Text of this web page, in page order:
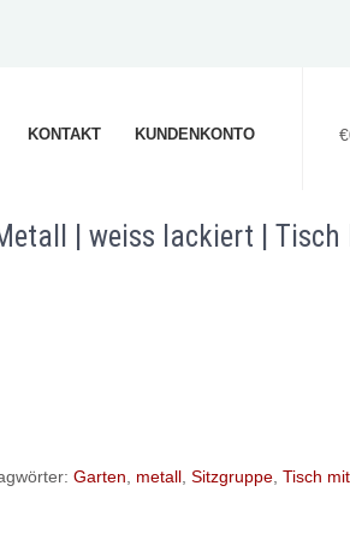
KONTAKT KUNDENKONTO
| weiss lackiert | Tisch
Garten metall, Sitzgruppe, Tisch